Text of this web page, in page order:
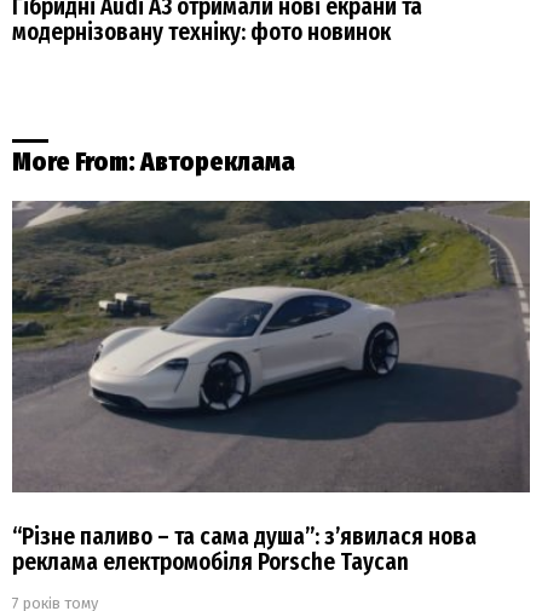
Гібридні Audi А3 отримали нові екрани та
модернізовану техніку: фото новинок
More From:Автореклама
“Різне паливо – та сама душа”: з’явилася нова
реклама електромобіля Porsche Taycan
7 років тому